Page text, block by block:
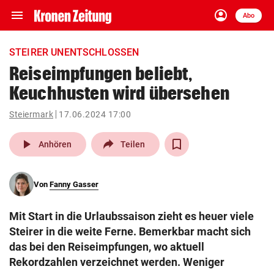
menu Navigation
ein-/ausklappen
account_circle
Anmelden
Abo
close Schließen
account_circle Anmelden
arrow_right
pin_drop
Wien arrow_right
search
eingeben
STEIRER UNENTSCHLOSSEN
Reiseimpfungen beliebt,
Keuchhusten wird übersehen
Steiermark 17.06.2024 17:00
play_arrow Anhören Teilen
Von Fanny Gasser
Mit Start in die Urlaubssaison zieht es heuer viele
Steirer in die weite Ferne. Bemerkbar macht sich
das bei den Reiseimpfungen, wo aktuell
Rekordzahlen verzeichnet werden. Weniger